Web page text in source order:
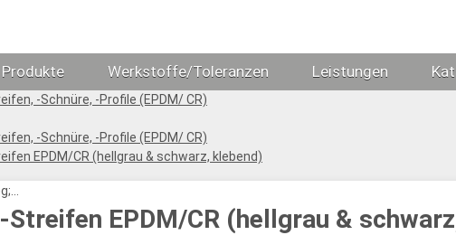
Werkstoffe/Toleranzen Leistungen
-Schnüre, -Profile (EPDM/ CR)
-Schnüre, -Profile (EPDM/ CR)
EPDM/CR (hellgrau & schwarz, klebend)
EPDM/CR (hellgrau &